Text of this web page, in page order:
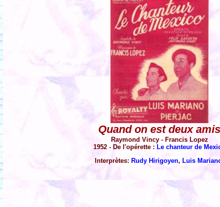
Quand on est deux
Raymond Vincy - Francis Lopez
1952 - De l'opérette : Le chanteur de
Interprètes: Rudy Hirigoyen, Luis